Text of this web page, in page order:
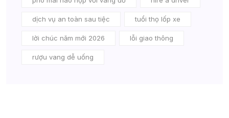
dịch vụ an toàn sau tiệc tuổi thọ lốp xe
lời chúc năm mới 2026 lỗi giao thông
rượu vang dễ uống